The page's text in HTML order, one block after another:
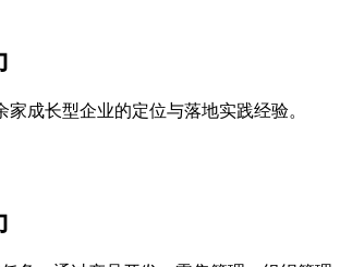
家成长型企业的定位与落地实践经验。